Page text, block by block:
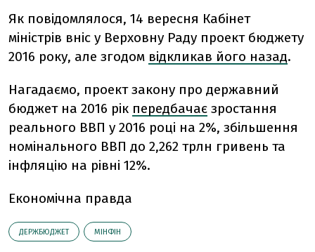
Як повідомлялося, 14 вересня Кабінет
міністрів вніс у Верховну Раду проект бюджету
2016 року, але згодом відкликав його назад.
Нагадаємо, проект закону про державний
бюджет на 2016 рік передбачає зростання
реального ВВП у 2016 році на 2%, збільшення
номінального ВВП до 2,262 трлн гривень та
інфляцію на рівні 12%.
Економічна правда
ДЕРЖБЮДЖЕТ МІНФІН